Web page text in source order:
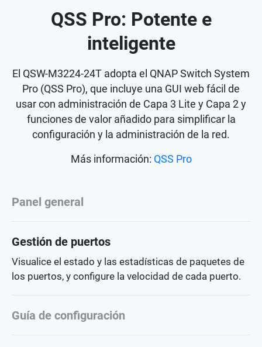
QSS Pro: Potente e
inteligente
El QSW-M3224-24T adopta el QNAP Switch System
Pro (QSS Pro), que incluye una GUI web fácil de
usar con administración de Capa 3 Lite y Capa 2 y
funciones de valor añadido para simplificar la
configuración y la administración de la red.
Más información: QSS Pro
Panel general
Gestión de puertos
Visualice el estado y las estadísticas de paquetes de
los puertos, y configure la velocidad de cada puerto.
Guía de configuración